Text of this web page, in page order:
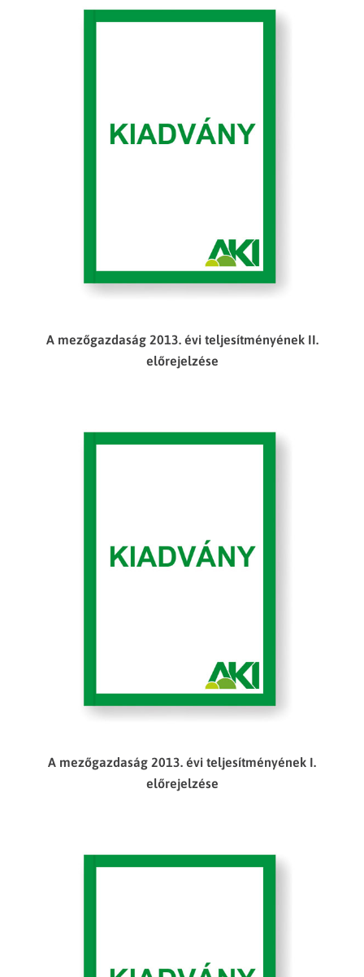
A mezőgazdaság 2013. évi teljesítményének II.
előrejelzése
A mezőgazdaság 2013. évi teljesítményének I.
előrejelzése